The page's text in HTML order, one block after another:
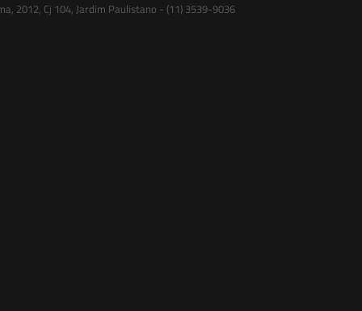
2012, Cj 104, Jardim Paulistano - (11) 3539-9036